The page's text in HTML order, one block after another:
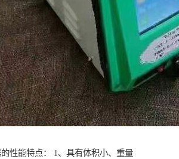
性能特点： 1、具有体积小、重量